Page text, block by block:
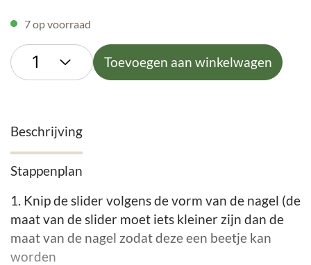
7 op voorraad
Toevoegen aan winkelwagen
Beschrijving
Stappenplan
1. Knip de slider volgens de vorm van de nagel (de
maat van de slider moet iets kleiner zijn dan de
maat van de nagel zodat deze een beetje kan
worden